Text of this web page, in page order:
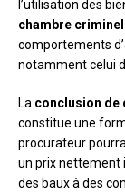
l’utilisation des
chambre
comportements
notamment celui
La conclusion de
constitue une
procurateur
un prix nettement
des baux à des